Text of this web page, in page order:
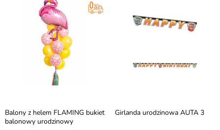
Balony z helem FLAMING bukiet
balonowy urodzinowy
Girlanda urodzinowa AUTA 3